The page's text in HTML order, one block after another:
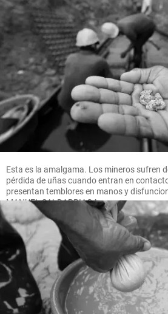
Esta es la amalgama. Los mineros sufren
pérdida de uñas cuando entran en
presentan temblores en manos y
MANUEL SALDARRIAGA